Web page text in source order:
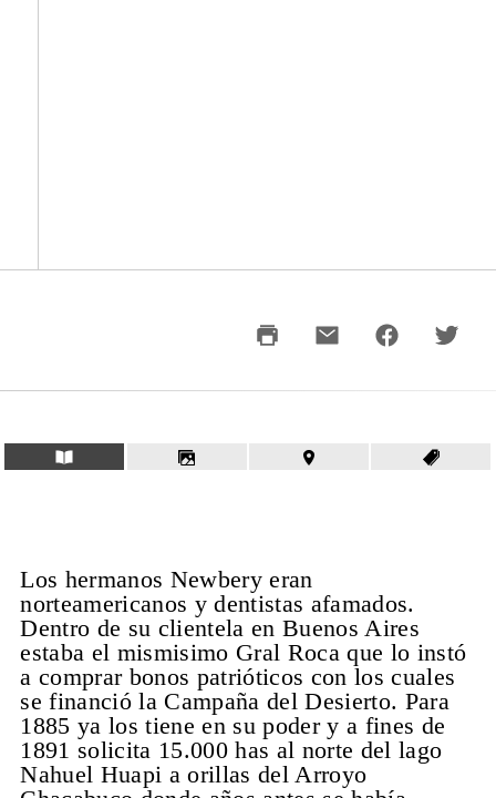
Los hermanos Newbery eran
norteamericanos y dentistas afamados.
Dentro de su clientela en Buenos Aires
estaba el mismisimo Gral Roca que lo instó
a comprar bonos patrióticos con los cuales
se financió la Campaña del Desierto. Para
1885 ya los tiene en su poder y a fines de
1891 solicita 15.000 has al norte del lago
Nahuel Huapi a orillas del Arroyo